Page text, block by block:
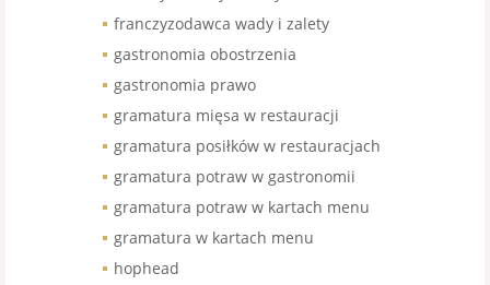
franczyzodawca wady i zalety
gastronomia obostrzenia
gastronomia prawo
gramatura mięsa w restauracji
gramatura posiłków w restauracjach
gramatura potraw w gastronomii
gramatura potraw w kartach menu
gramatura w kartach menu
hophead